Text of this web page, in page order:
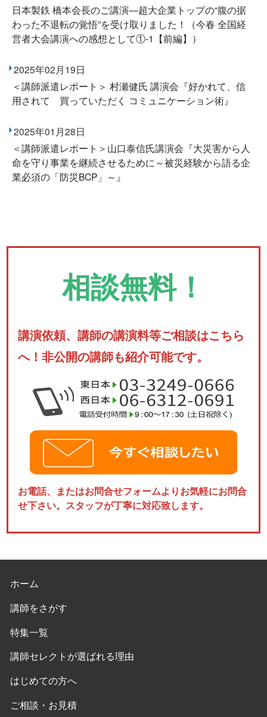
日本製鉄 橋本会長のご講演―超大企業トップの“腹の据
わった不退転の覚悟”を受け取りました！（今春 全国経
営者大会講演への感想として①-1【前編】）
2025年02月19日
＜講師派遣レポート＞ 村瀬健氏 講演会『好かれて、信
用されて 買っていただく コミュニケーション術』
2025年01月28日
＜講師派遣レポート＞山口泰信氏講演会『大災害から人
命を守り事業を継続させるために～被災経験から語る企
業必須の「防災BCP」～』
相談無料！
講演依頼、講師の講演料等ご相談はこちら
へ！非公開の講師も紹介可能です。
お電話、またはお問合せフォームよりお気軽にお問合
せ下さい。スタッフが丁寧に対応致します。
ホーム
講師をさがす
特集一覧
講師セレクトが選ばれる理由
はじめての方へ
ご相談・お見積